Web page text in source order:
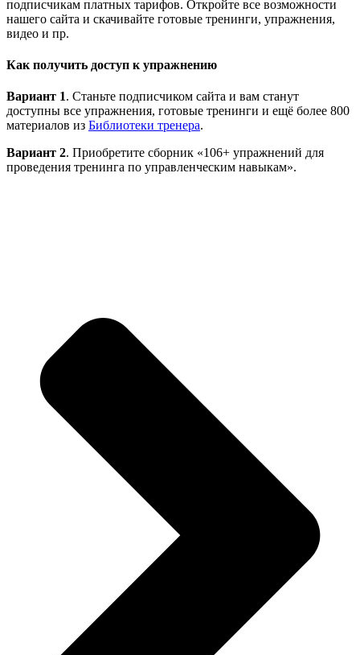
подписчикам платных тарифов. Откройте все возможности
нашего сайта и скачивайте готовые тренинги, упражнения,
видео и пр.
Как получить доступ к упражнению
Вариант 1. Станьте подписчиком сайта и вам станут
доступны все упражнения, готовые тренинги и ещё более 800
материалов из Библиотеки тренера.
Вариант 2. Приобретите сборник «106+ упражнений для
проведения тренинга по управленческим навыкам».